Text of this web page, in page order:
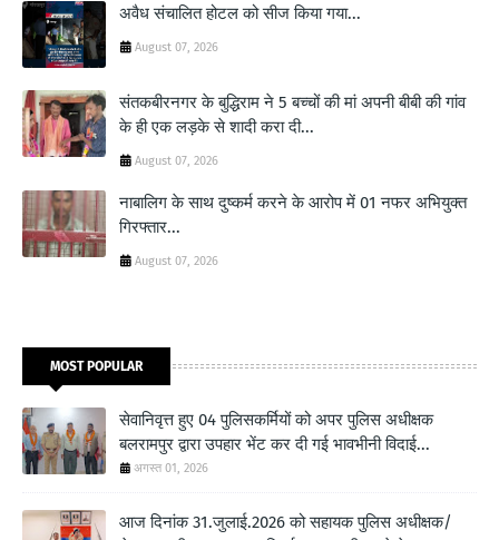
अवैध संचालित होटल को सीज किया गया...
August 07, 2026
संतकबीरनगर के बुद्धिराम ने 5 बच्चों की मां अपनी बीबी की गांव
के ही एक लड़के से शादी करा दी...
August 07, 2026
नाबालिग के साथ दुष्कर्म करने के आरोप में 01 नफर अभियुक्त
गिरफ्तार...
August 07, 2026
MOST POPULAR
सेवानिवृत्त हुए 04 पुलिसकर्मियों को अपर पुलिस अधीक्षक
बलरामपुर द्वारा उपहार भेंट कर दी गई भावभीनी विदाई...
अगस्त 01, 2026
आज दिनांक 31.जुलाई.2026 को सहायक पुलिस अधीक्षक/